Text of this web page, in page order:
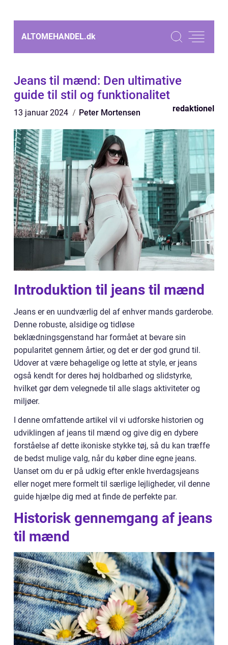
ALTOMEHANDEL.dk
Jeans til mænd: Den ultimative
guide til stil og funktionalitet
13 januar 2024 Peter Mortensen redaktionel
Introduktion til jeans til mænd
Jeans er en uundværlig del af enhver mands garderobe.
Denne robuste, alsidige og tidløse
beklædningsgenstand har formået at bevare sin
popularitet gennem årtier, og det er der god grund til.
Udover at være behagelige og lette at style, er jeans
også kendt for deres høj holdbarhed og slidstyrke,
hvilket gør dem velegnede til alle slags aktiviteter og
miljøer.
I denne omfattende artikel vil vi udforske historien og
udviklingen af jeans til mænd og give dig en dybere
forståelse af dette ikoniske stykke tøj, så du kan træffe
de bedst mulige valg, når du køber dine egne jeans.
Uanset om du er på udkig efter enkle hverdagsjeans
eller noget mere formelt til særlige lejligheder, vil denne
guide hjælpe dig med at finde de perfekte par.
Historisk gennemgang af jeans
til mænd